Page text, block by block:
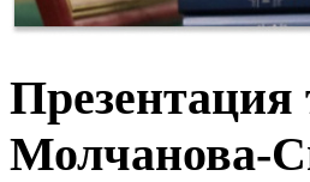
Презентация
Молчанова-